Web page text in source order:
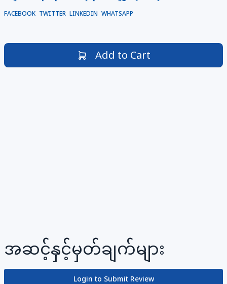
FACEBOOK TWITTER LINKEDIN WHATSAPP
Add to Cart
အဆင့်နှင့်မှတ်ချက်များ
Login to Submit Review